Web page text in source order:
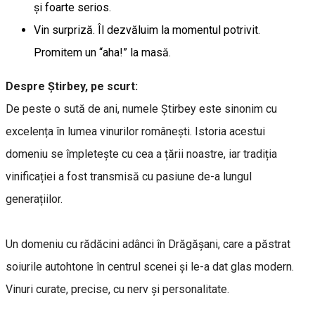
și foarte serios.
Vin surpriză. Îl dezvăluim la momentul potrivit.
Promitem un “aha!” la masă.
Despre Știrbey, pe scurt:
De peste o sută de ani, numele Știrbey este sinonim cu
excelența în lumea vinurilor românești. Istoria acestui
domeniu se împletește cu cea a țării noastre, iar tradiția
vinificației a fost transmisă cu pasiune de-a lungul
generațiilor.
Un domeniu cu rădăcini adânci în Drăgășani, care a păstrat
soiurile autohtone în centrul scenei și le-a dat glas modern.
Vinuri curate, precise, cu nerv și personalitate.